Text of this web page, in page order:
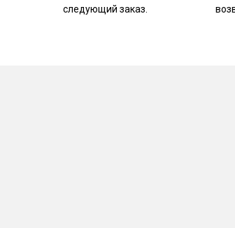
следующий заказ.